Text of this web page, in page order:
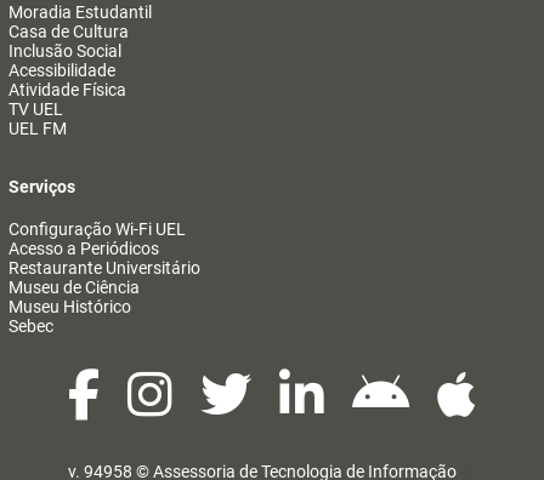
Moradia Estudantil
Casa de Cultura
Inclusão Social
Acessibilidade
Atividade Física
TV UEL
UEL FM
Serviços
Configuração Wi-Fi UEL
Acesso a Periódicos
Restaurante Universitário
Museu de Ciência
Museu Histórico
Sebec
v. 94958 ©Assessoria de Tecnologia de Informação